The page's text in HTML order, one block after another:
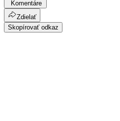
Komentáre
Zdielať
Skopírovať odkaz